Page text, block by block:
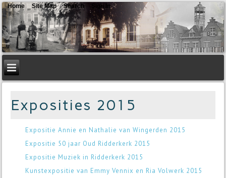
Exposities 2015
Expositie Annie en Nathalie van Wingerden 2015
Expositie 50 jaar Oud Ridderkerk 2015
Expositie Muziek in Ridderkerk 2015
Kunstexpositie van Emmy Vennix en Ria Volwerk 2015
Home Site Map Search Sign In